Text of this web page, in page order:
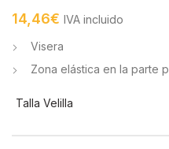
14,46€ IVA incluido
Visera
Zona elástica en la parte
Talla Velilla